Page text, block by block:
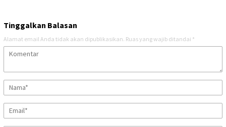
Tinggalkan Balasan
Alamat email Anda tidak akan dipublikasikan. Ruas yang wajib ditandai *